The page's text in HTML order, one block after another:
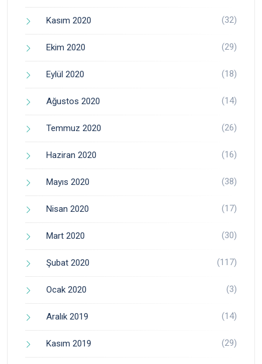
Kasım 2020 (32)
Ekim 2020 (29)
Eylül 2020 (18)
Ağustos 2020 (14)
Temmuz 2020 (26)
Haziran 2020 (16)
Mayıs 2020 (38)
Nisan 2020 (17)
Mart 2020 (30)
Şubat 2020 (117)
Ocak 2020 (3)
Aralık 2019 (14)
Kasım 2019 (29)